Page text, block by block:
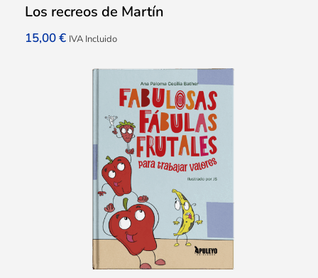
Los recreos de Martín
15,00€ IVA Incluido